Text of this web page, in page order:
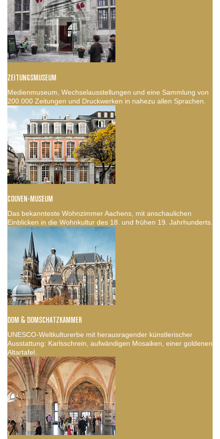
ZEITUNGSMUSEUM
Medienmuseum, Wechselausstellungen und eine Sammlung von
200.000 Zeitungen und Druckwerken in nahezu allen Sprachen.
COUVEN-MUSEUM
Das bekannteste Wohnzimmer Aachens, mit anschaulichen
Einblicken in die Wohnkultur des 18. und frühen 19. Jahrhunderts.
DOM & DOMSCHATZKAMMER
UNESCO-Weltkulturerbe mit herausragender künstlerischer
Ausstattung: Karlsschrein, aufwändigen Mosaiken, einer goldenen
Altartafel.